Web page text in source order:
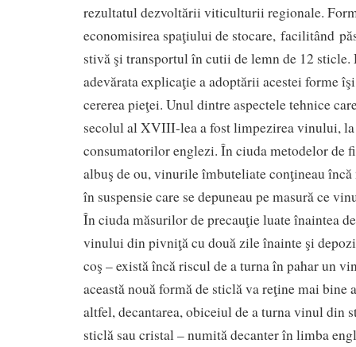
rezultatul dezvoltării viticulturii regionale.
economisirea spaţiului de stocare, facilitând
stivă şi transportul în cutii de lemn de 12 sticle.
adevărata explicaţie a adoptării acestei forme
cererea pieţei. Unul dintre aspectele tehnice
secolul al XVIII-lea a fost limpezirea vinului, la
consumatorilor englezi. În ciuda metodelor de
albuş de ou, vinurile îmbuteliate conţineau
în suspensie care se depuneau pe masură ce
În ciuda măsurilor de precauţie luate înaintea
vinului din pivniţă cu două zile înainte şi
coş – există încă riscul de a turna în pahar un
această nouă formă de sticlă va reţine mai bine
altfel, decantarea, obiceiul de a turna vinul din
sticlă sau cristal – numită decanter în limba